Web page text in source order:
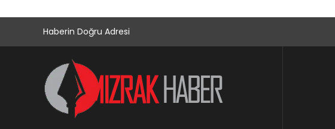
Haberin Doğru Adresi